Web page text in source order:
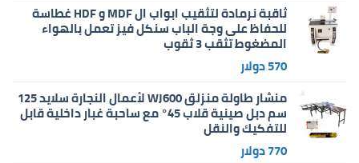
ثاقبة نرمادة لتثقيب ابواب ال MDF و HDF غطاسة
للحفاظ على وجة الباب سنكل فيز تعمل بالهواء
المضغوط تثقب 3 ثقوب
570دولار
منشار طاولة منزلق WJ600 لأعمال النجارة سلايد 125
سم دبل صينية قلاب 45° مع ساحبة غبار داخلية قابل
للتفكيك والنقل
770دولار